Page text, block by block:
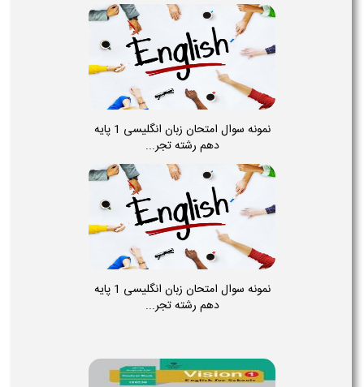
نمونه سوال امتحان زبان انگلیسی 1 پایه
دهم رشته تجر...
نمونه سوال امتحان زبان انگلیسی 1 پایه
دهم رشته تجر...